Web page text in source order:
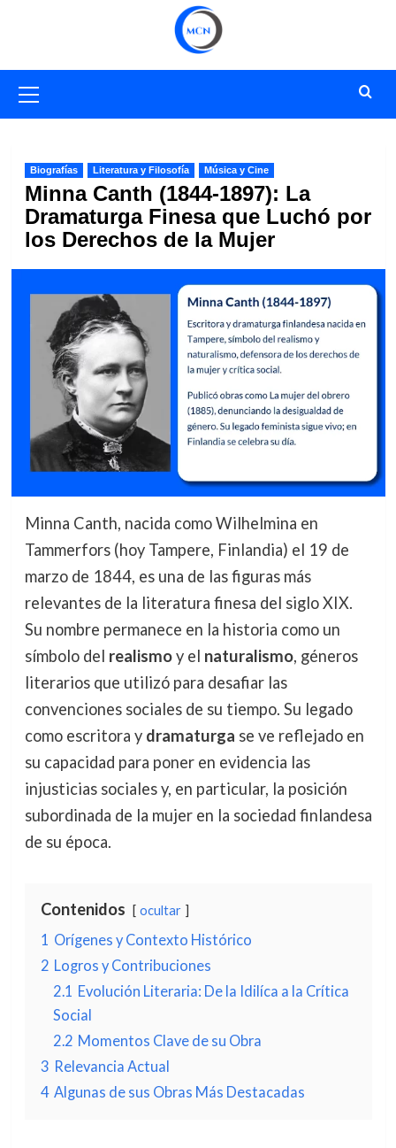
primario
Biografías Literatura y Filosofía Música y Cine
Minna Canth (1844-1897): La
Dramaturga Finesa que Luchó por
los Derechos de la Mujer
Minna Canth, nacida como Wilhelmina en
Tammerfors (hoy Tampere, Finlandia) el 19 de
marzo de 1844, es una de las figuras más
relevantes de la literatura finesa del siglo XIX.
Su nombre permanece en la historia como un
símbolo del realismoy el naturalismo, géneros
literarios que utilizó para desafiar las
convenciones sociales de su tiempo. Su legado
como escritora y dramaturga se ve reflejado en
su capacidad para poner en evidencia las
injusticias sociales y, en particular, la posición
subordinada de la mujer en la sociedad finlandesa
de su época.
Contenidos ocultar
1 Orígenes y Contexto Histórico
2 Logros y Contribuciones
2.1 Evolución Literaria: De la Idilíca a la Crítica
Social
2.2 Momentos Clave de su Obra
3 Relevancia Actual
4 Algunas de sus Obras Más Destacadas